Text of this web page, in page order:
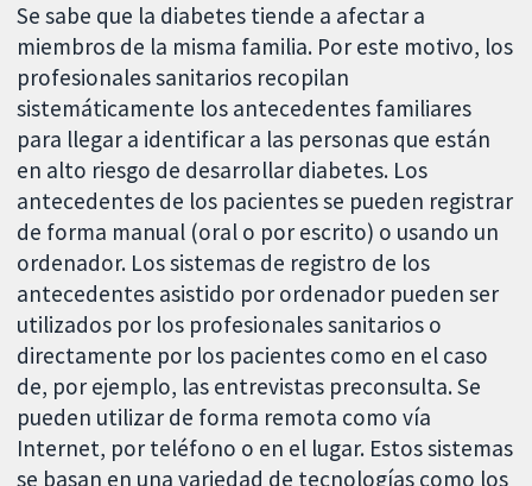
Se sabe que la diabetes tiende a afectar a
miembros de la misma familia. Por este motivo, los
profesionales sanitarios recopilan
sistemáticamente los antecedentes familiares
para llegar a identificar a las personas que están
en alto riesgo de desarrollar diabetes. Los
antecedentes de los pacientes se pueden registrar
de forma manual (oral o por escrito) o usando un
ordenador. Los sistemas de registro de los
antecedentes asistido por ordenador pueden ser
utilizados por los profesionales sanitarios o
directamente por los pacientes como en el caso
de, por ejemplo, las entrevistas preconsulta. Se
pueden utilizar de forma remota como vía
Internet, por teléfono o en el lugar. Estos sistemas
se basan en una variedad de tecnologías como los